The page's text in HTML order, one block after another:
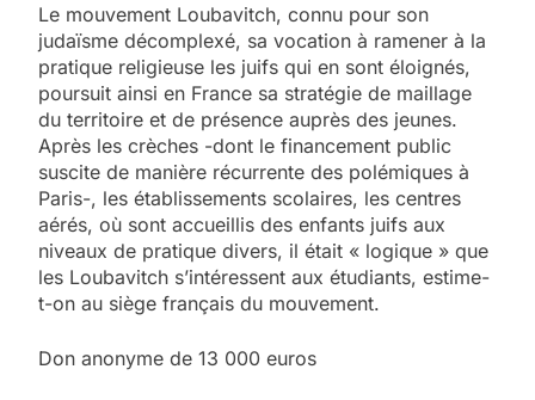
Le mouvement Loubavitch, connu pour son
judaïsme décomplexé, sa vocation à ramener à la
pratique religieuse les juifs qui en sont éloignés,
poursuit ainsi en France sa stratégie de maillage
du territoire et de présence auprès des jeunes.
Après les crèches -dont le financement public
suscite de manière récurrente des polémiques à
Paris-, les établissements scolaires, les centres
aérés, où sont accueillis des enfants juifs aux
niveaux de pratique divers, il était « logique » que
les Loubavitch s’intéressent aux étudiants, estime-
t-on au siège français du mouvement.
Don anonyme de 13 000 euros